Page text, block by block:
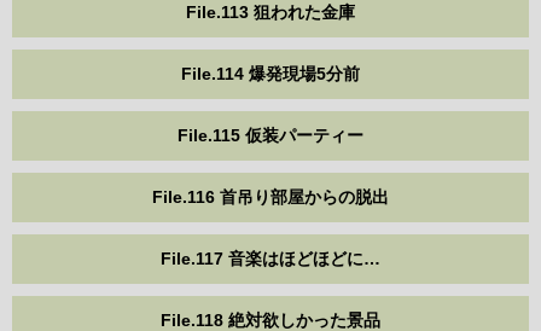
File.113 狙われた金庫
File.114 爆発現場5分前
File.115 仮装パーティー
File.116 首吊り部屋からの脱出
File.117 音楽はほどほどに…
File.118 絶対欲しかった景品